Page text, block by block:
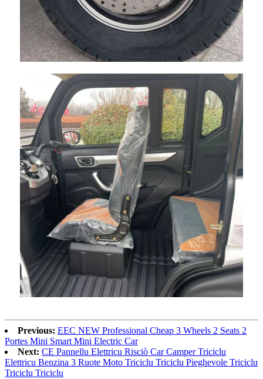
Previous: EEC NEW Professional Cheap 3 Wheels 2 Seats 2
Portes Mini Smart Mini Electric Car
Next: CE Pannellu Elettricu Risciò Car Camper Triciclu
Elettricu Benzina 3 Ruote Moto Triciclu Triciclu Pieghevole Triciclu
Triciclu Triciclu